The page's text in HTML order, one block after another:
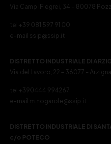
Via Campi Flegrei, 34 – 80078
tel +39 081 597 91 00
e-mail ssip@ssip.it
DISTRETTO INDUSTRIALE DI
Via del Lavoro, 22 – 36077 –
tel +390444 994267
e-mail m.nogarole@ssip.it
DISTRETTO INDUSTRIALE DI
c/o POTECO